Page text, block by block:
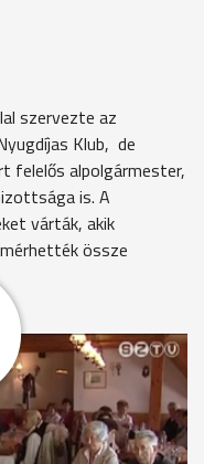
szervezte az
Klub, de
felelős alpolgármester,
is. A
várták, akik
össze
kelők az Oladi
énekkara